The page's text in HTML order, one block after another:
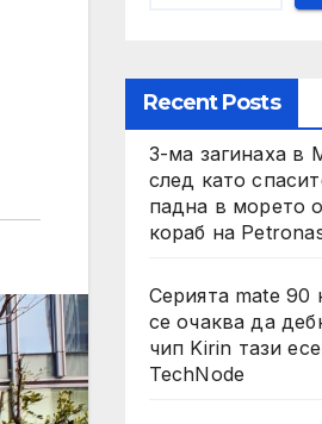
Recent Posts
3-ма загинаха в
след като
падна в морето
кораб на
Серията mate 90
се очаква да
чип Kirin тази
TechNode